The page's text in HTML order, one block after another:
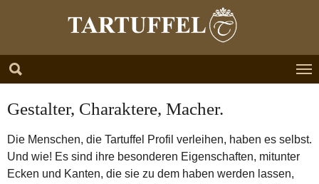
Gestalter, Charaktere, Macher.
Die Menschen, die Tartuffel Profil verleihen, haben es selbst.
Und wie! Es sind ihre besonderen Eigenschaften, mitunter
Ecken und Kanten, die sie zu dem haben werden lassen,